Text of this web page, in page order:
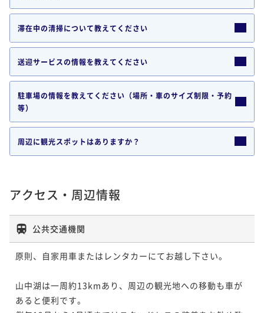
滞在中の清掃について教えてください
送迎サービスの情報を教えてください
駐車場の情報を教えてください（場所・車のサイズ制限・予約
等）
周辺に観光スポットはありますか？
アクセス・周辺情報
公共交通機関
原則、自家用車またはレンタカーにてお越し下さい。
山中湖は一周約13kmあり、周辺の観光地への移動も車が
あると便利です。